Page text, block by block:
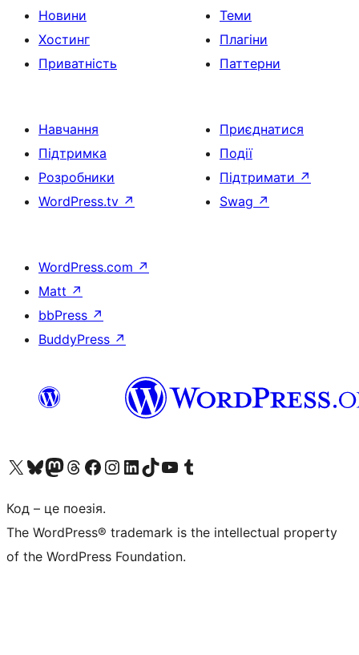
Новини
Хостинг
Приватність
Теми
Плагіни
Паттерни
Навчання
Підтримка
Розробники
WordPress.tv ↗
Приєднатися
Події
Підтримати ↗
Swag ↗
WordPress.com ↗
Matt ↗
bbPress ↗
BuddyPress ↗
Visit our X (formerly Twitter) account
Visit our Bluesky account
Завітайте до нашої стрічки в Mastodon
Visit our Threads account
Завітайте на нашу сторінку в Facebook
Visit our Instagram account
Visit our LinkedIn account
Visit our TikTok account
Visit our YouTube channel
Visit our Tumblr account
Код – це поезія.
The WordPress® trademark is the intellectual property
of the WordPress Foundation.